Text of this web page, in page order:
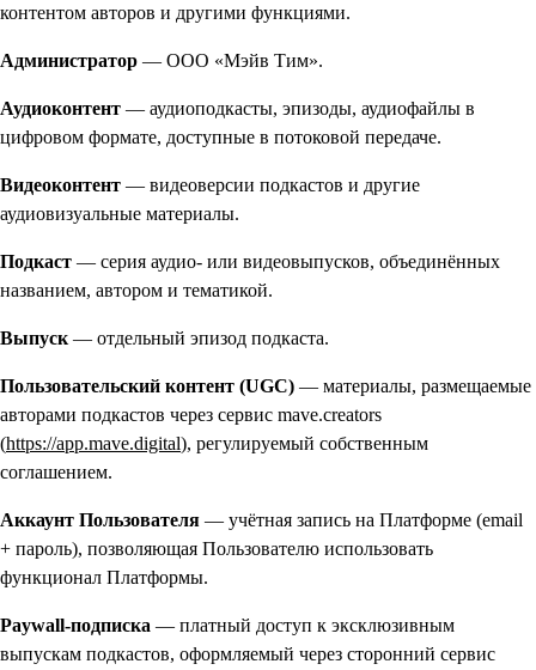
контентом авторов и другими функциями.
Администратор — ООО «Мэйв Тим».
Аудиоконтент — аудиоподкасты, эпизоды, аудиофайлы в
цифровом формате, доступные в потоковой передаче.
Видеоконтент — видеоверсии подкастов и другие
аудиовизуальные материалы.
Подкаст — серия аудио- или видеовыпусков, объединённых
названием, автором и тематикой.
Выпуск — отдельный эпизод подкаста.
Пользовательский контент (UGC) — материалы, размещаемые
авторами подкастов через сервис mave.creators
(https://app.mave.digital), регулируемый собственным
соглашением.
Аккаунт Пользователя — учётная запись на Платформе (email
+ пароль), позволяющая Пользователю использовать
функционал Платформы.
Paywall-подписка — платный доступ к эксклюзивным
выпускам подкастов, оформляемый через сторонний сервис